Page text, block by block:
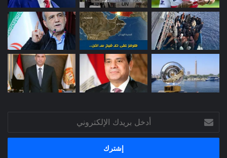
بريدك
الإلكتروني